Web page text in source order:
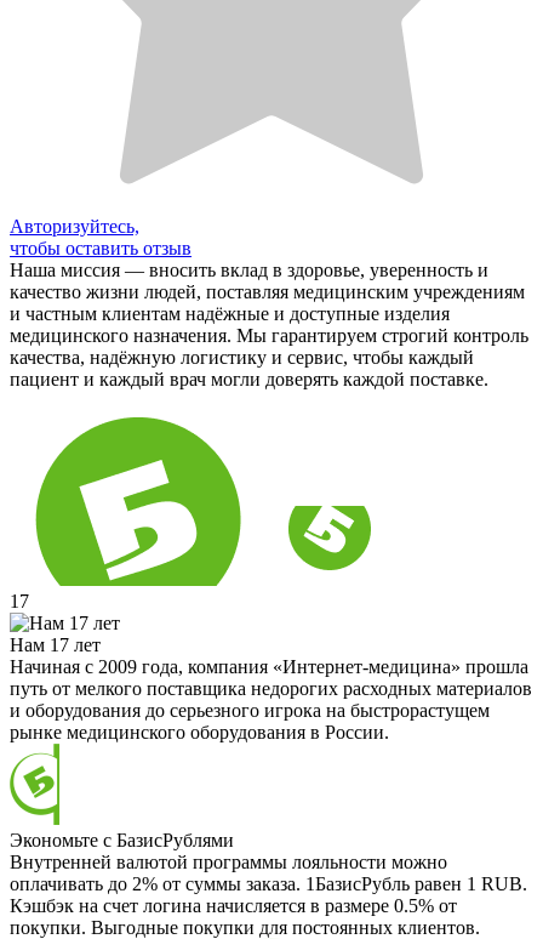
Авторизуйтесь,
чтобы оставить отзыв
Наша миссия — вносить вклад в здоровье, уверенность и
качество жизни людей, поставляя медицинским учреждениям
и частным клиентам надёжные и доступные изделия
медицинского назначения. Мы гарантируем строгий контроль
качества, надёжную логистику и сервис, чтобы каждый
пациент и каждый врач могли доверять каждой поставке.
17
Нам 17 лет
Начиная с 2009 года, компания «Интернет-медицина» прошла
путь от мелкого поставщика недорогих расходных материалов
и оборудования до серьезного игрока на быстрорастущем
рынке медицинского оборудования в России.
Экономьте с БазисРублями
Внутренней валютой программы лояльности можно
оплачивать до 2% от суммы заказа. 1БазисРубль равен 1 RUB.
Кэшбэк на счет логина начисляется в размере 0.5% от
покупки. Выгодные покупки для постоянных клиентов.